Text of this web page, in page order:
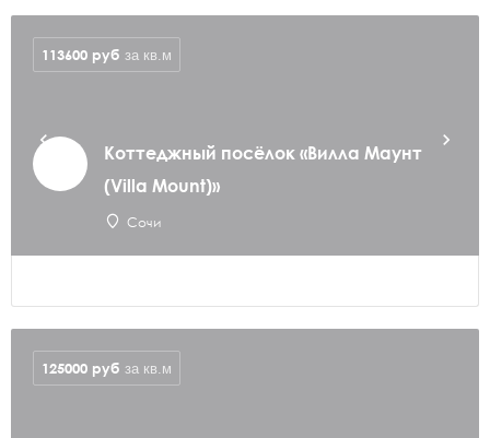
Коттеджный посёлок «Вилла Маунт
(Villa Mount)»
Сочи
113600 руб за кв.м
125000 руб за кв.м